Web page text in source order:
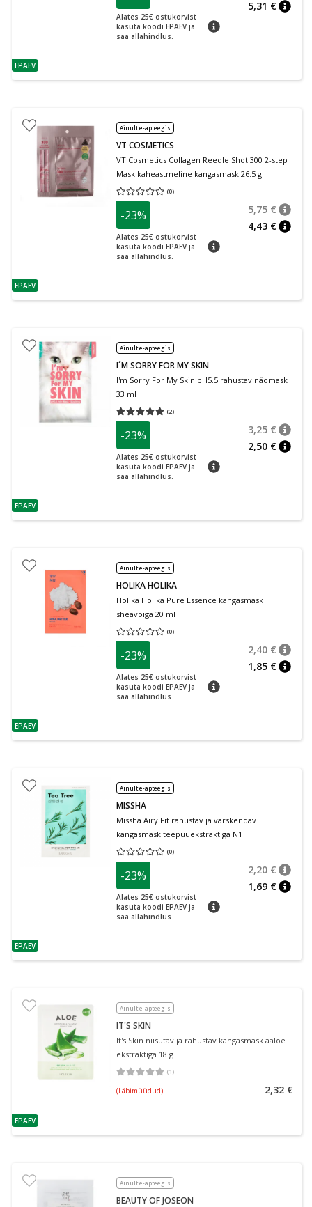
nõuanne
EPAEV
Alates 25€ ostukorvist
kasuta koodi EPAEV ja
saa allahindlus.
nõuanne
5,31 €
nõuanne
EPAEV
Ainult e-apteegis
VT COSMETICS
VT Cosmetics Collagen Reedle Shot 300 2-step
Mask kaheastmeline kangasmask 26.5 g
(0)
Keskmine hinnang 0.00
-23%
Alates 25€ ostukorvist
kasuta koodi EPAEV ja
saa allahindlus.
nõuanne
5,75 €
4,43 €
nõuanne
EPAEV
Ainult e-apteegis
I´M SORRY FOR MY SKIN
I'm Sorry For My Skin pH5.5 rahustav näomask
33 ml
(2)
Keskmine hinnang 5.00
-23%
Alates 25€ ostukorvist
kasuta koodi EPAEV ja
saa allahindlus.
nõuanne
3,25 €
2,50 €
nõuanne
EPAEV
Ainult e-apteegis
HOLIKA HOLIKA
Holika Holika Pure Essence kangasmask
sheavõiga 20 ml
(0)
Keskmine hinnang 0.00
-23%
Alates 25€ ostukorvist
kasuta koodi EPAEV ja
saa allahindlus.
nõuanne
2,40 €
1,85 €
nõuanne
EPAEV
Ainult e-apteegis
MISSHA
Missha Airy Fit rahustav ja värskendav
kangasmask teepuuekstraktiga N1
(0)
Keskmine hinnang 0.00
-23%
Alates 25€ ostukorvist
kasuta koodi EPAEV ja
saa allahindlus.
nõuanne
2,20 €
1,69 €
nõuanne
EPAEV
Ainult e-apteegis
IT'S SKIN
It's Skin niisutav ja rahustav kangasmask aaloe
ekstraktiga 18 g
(1)
Keskmine hinnang 5.00
(Läbimüüdud) 2,32 €
Ainult e-apteegis
BEAUTY OF JOSEON